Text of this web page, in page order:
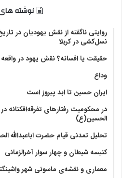
نوشته
روایتی ناگفته از نقش یهودیان در
نسل‌کشی در کربلا
حقیقت یا افسانه؟‌ نقش یهود در واقعه
وداع
ایران حسین تا ابد پیروز است
در محکومیت رفتارهای تفرقه‌افکنانه
الحسین(ع)
تحلیل تمدنی قیام حضرت اباعبدالله
کنیسه شیطان و چهار سوار آخرالزمانی
معماری و نقشه‌ی ماسونی شهر